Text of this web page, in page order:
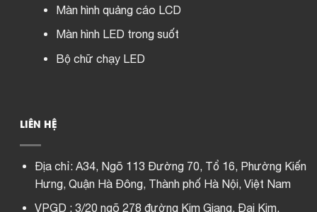
Màn hình quảng cáo LCD
Màn hình LED trong suốt
Bộ chữ chạy LED
LIÊN HỆ
Địa chỉ: A34, Ngõ 113 Đường 70, Tổ 16, Phường Kiến
Hưng, Quận Hà Đông, Thành phố Hà Nội, Việt Nam
VPGD : 3/20 ngõ 278 đường Kim Giang, Đại Kim,